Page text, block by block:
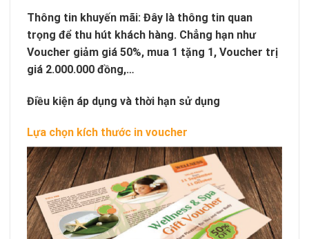
Thông tin khuyến mãi: Đây là thông tin quan
trọng để thu hút khách hàng. Chẳng hạn như
Voucher giảm giá 50%, mua 1 tặng 1, Voucher trị
giá 2.000.000 đồng,…
Điều kiện áp dụng và thời hạn sử dụng
Lựa chọn kích thước in voucher